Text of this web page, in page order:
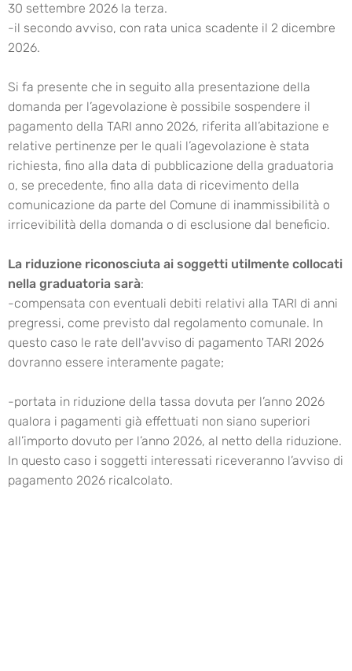
30 settembre 2026 la terza.
-il secondo avviso, con rata unica scadente il 2 dicembre
2026.
Si fa presente che in seguito alla presentazione della
domanda per l’agevolazione è possibile sospendere il
pagamento della TARI anno 2026, riferita all’abitazione e
relative pertinenze per le quali l’agevolazione è stata
richiesta, fino alla data di pubblicazione della graduatoria
o, se precedente, fino alla data di ricevimento della
comunicazione da parte del Comune di inammissibilità o
irricevibilità della domanda o di esclusione dal beneficio.
La riduzione riconosciuta ai soggetti utilmente collocati
nella graduatoria sarà:
-compensata con eventuali debiti relativi alla TARI di anni
pregressi, come previsto dal regolamento comunale. In
questo caso le rate dell'avviso di pagamento TARI 2026
dovranno essere interamente pagate;
-portata in riduzione della tassa dovuta per l’anno 2026
qualora i pagamenti già effettuati non siano superiori
all’importo dovuto per l’anno 2026, al netto della riduzione.
In questo caso i soggetti interessati riceveranno l’avviso di
pagamento 2026 ricalcolato.